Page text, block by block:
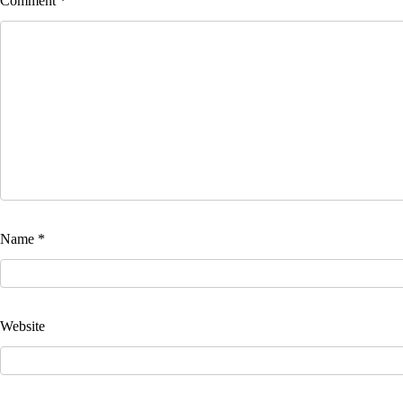
Name *
Website